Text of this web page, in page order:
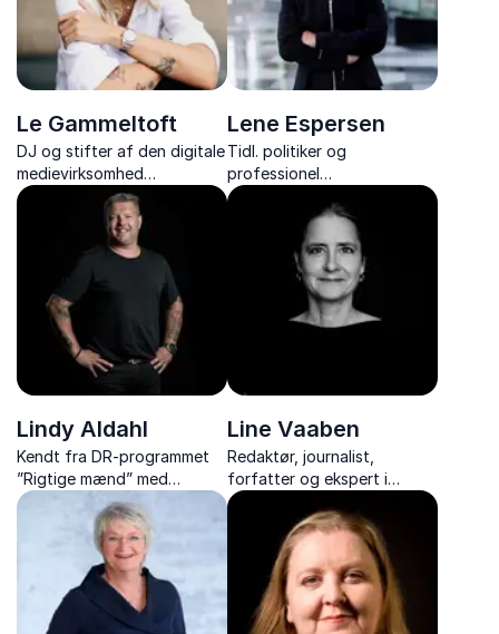
Le Gammeltoft
DJ og stifter af den digitale
medievirksomhed
Heartbeats med foredrag
om arbejdsliv, stress,
biohacking og balancen
mellem karriere og familieliv.
Lene Espersen
Tidl. politiker og
professionel
bestyrelsesmedlem med
foredrag om klima,
bæredygtighed og
fremtidens løsninger.
Lindy Aldahl
Kendt fra DR-programmet
”Rigtige mænd” med
foredrag der byder på
humor, energi og inspiration
til en sundere livstil med
plads til hygge.
Line Vaaben
Redaktør, journalist,
forfatter og ekspert i
kvindedrab med indsigt i
årsager, sager og
forebyggelse.